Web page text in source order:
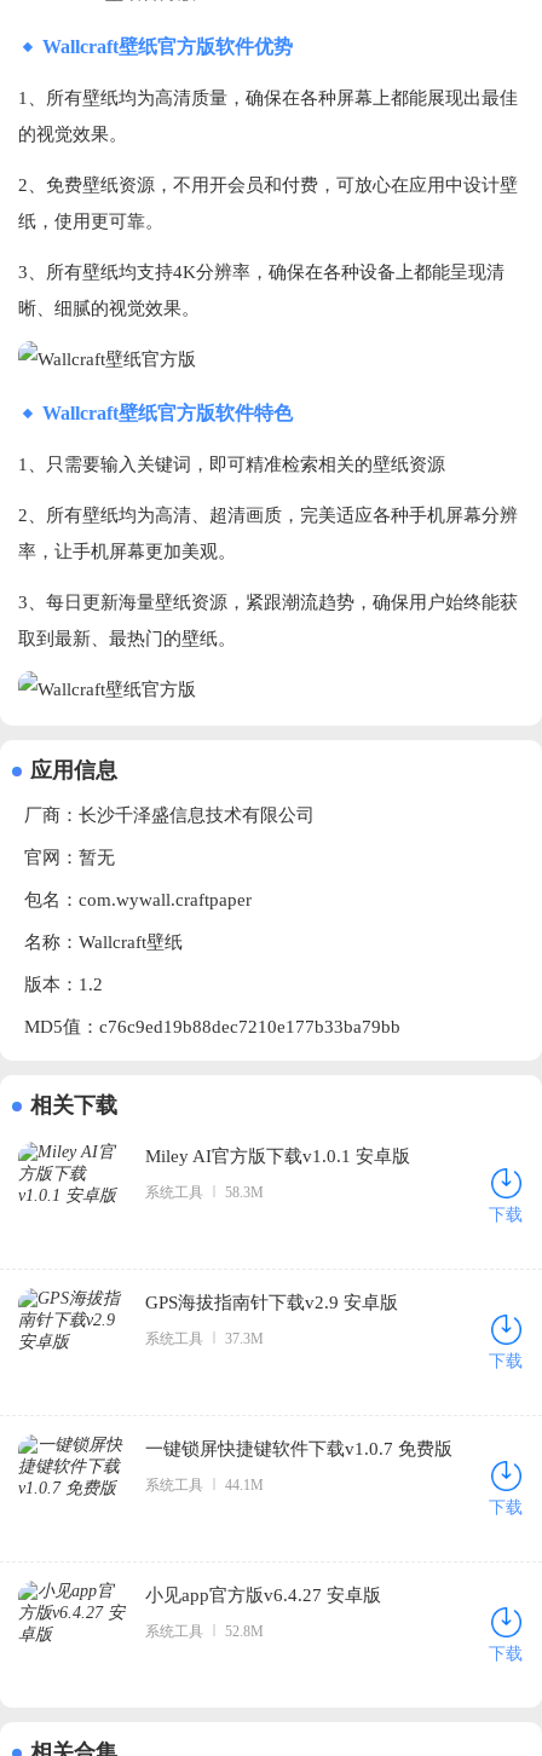
Wallcraft壁纸官方版软件优势
1、所有壁纸均为高清质量，确保在各种屏幕上都能展现出最佳
的视觉效果。
2、免费壁纸资源，不用开会员和付费，可放心在应用中设计壁
纸，使用更可靠。
3、所有壁纸均支持4K分辨率，确保在各种设备上都能呈现清
晰、细腻的视觉效果。
Wallcraft壁纸官方版软件特色
1、只需要输入关键词，即可精准检索相关的壁纸资源
2、所有壁纸均为高清、超清画质，完美适应各种手机屏幕分辨
率，让手机屏幕更加美观。
3、每日更新海量壁纸资源，紧跟潮流趋势，确保用户始终能获
取到最新、最热门的壁纸。
应用信息
厂商： 长沙千泽盛信息技术有限公司
官网：暂无
包名：com.wywall.craftpaper
名称：Wallcraft壁纸
版本：1.2
MD5值：c76c9ed19b88dec7210e177b33ba79bb
相关下载
Miley AI官方版下载v1.0.1 安卓版
系统工具 58.3M
下载
GPS海拔指南针下载v2.9 安卓版
系统工具 37.3M
下载
一键锁屏快捷键软件下载v1.0.7 免费版
系统工具 44.1M
下载
小见app官方版v6.4.27 安卓版
系统工具 52.8M
下载